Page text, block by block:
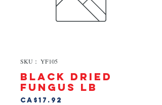
SKU： YF105
BLACK DRIED
FUNGUS lb
CA$17.92